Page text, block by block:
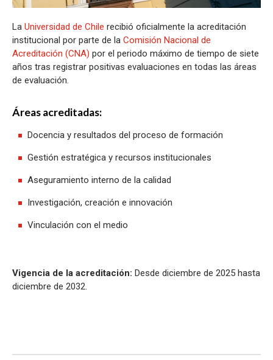
La Universidad de Chile recibió oficialmente la acreditación
institucional por parte de la Comisión Nacional de
Acreditación (CNA) por el periodo máximo de tiempo de siete
años tras registrar positivas evaluaciones en todas las áreas
de evaluación.
Áreas acreditadas:
Docencia y resultados del proceso de formación
Gestión estratégica y recursos institucionales
Aseguramiento interno de la calidad
Investigación, creación e innovación
Vinculación con el medio
Vigencia de la acreditación: Desde diciembre de 2025 hasta
diciembre de 2032.